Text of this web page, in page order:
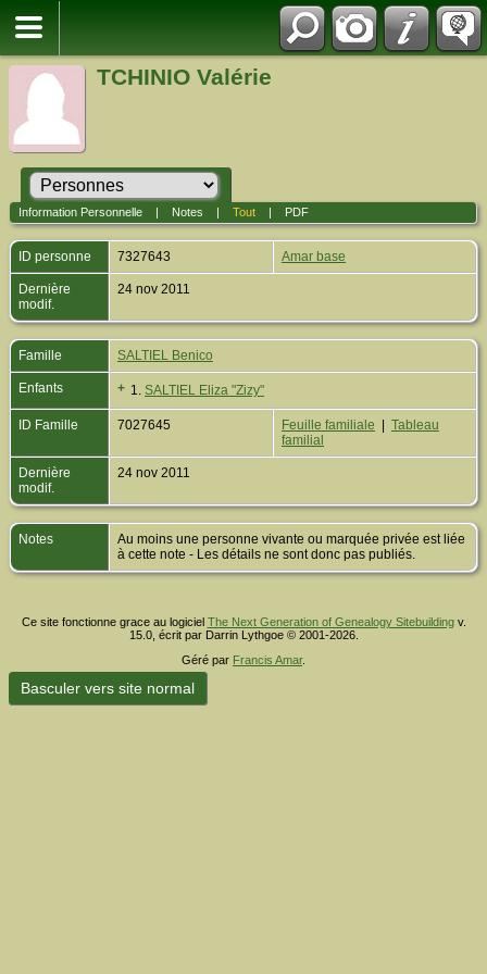
TCHINIO Valérie
Information Personnelle| Notes Tout| PDF
ID personne 7327643 Amar base
Dernière
modif.
24 nov 2011
Famille SALTIEL Benico
Enfants + 1. SALTIEL Eliza "Zizy"
ID Famille 7027645 Feuille familiale
Tableau
familial
Dernière
modif.
24 nov 2011
Notes
Au moins une personne vivante ou marquée privée est liée
à cette note - Les détails ne sont donc pas publiés.
Ce site fonctionne grace au logiciel The Next Generation of Genealogy Sitebuildingv.
15.0, écrit par Darrin Lythgoe © 2001-2026.
Géré par Francis Amar.
Basculer vers site normal